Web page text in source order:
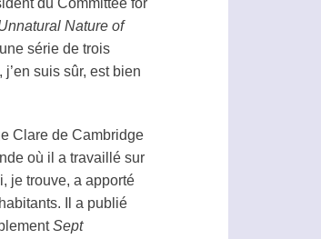
du Committee for
Nature of
série de trois
j’en suis sûr, est bien
Clare de Cambridge
où il a travaillé sur
je trouve, a apporté
Il a publié
Sept